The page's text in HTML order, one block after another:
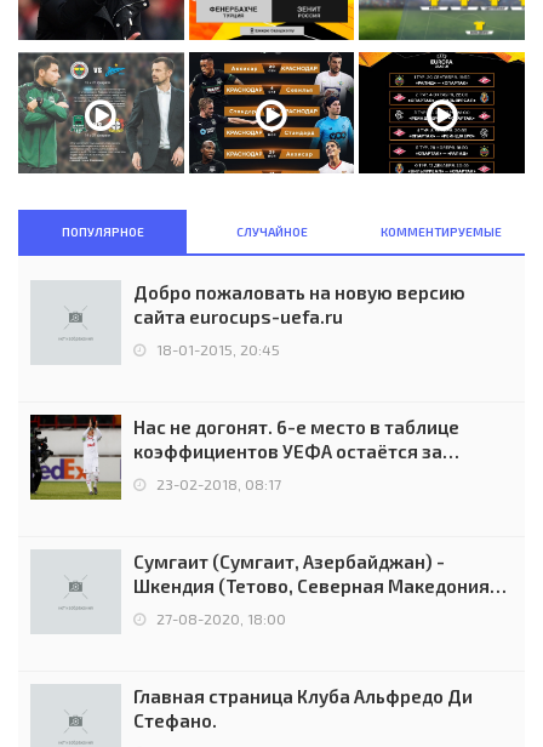
ПОПУЛЯРНОЕ СЛУЧАЙНОЕ КОММЕНТИРУЕМЫЕ
Добро пожаловать на новую версию
сайта eurocups-uefa.ru
18-01-2015, 20:45
Нас не догонят. 6-е место в таблице
коэффициентов УЕФА остаётся за
Россией
23-02-2018, 08:17
Сумгаит (Сумгаит, Азербайджан) -
Шкендия (Тетово, Северная Македония) -
0:2 (0:0)
27-08-2020, 18:00
Главная страница Клуба Альфредо Ди
Стефано.